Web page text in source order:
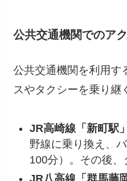
公共交通機関でのア
公共交通機関を利用す
スやタクシーを乗り継
JR高崎線「新町駅
野線に乗り換え、
100分）。その後、
JR八高線「群馬藤